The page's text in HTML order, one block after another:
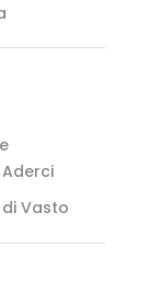
Vasto